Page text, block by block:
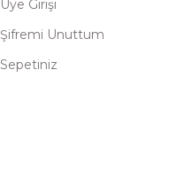
Üye Girişi
Şifremi Unuttum
Sepetiniz